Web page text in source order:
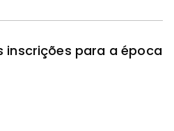
inscrições para a época